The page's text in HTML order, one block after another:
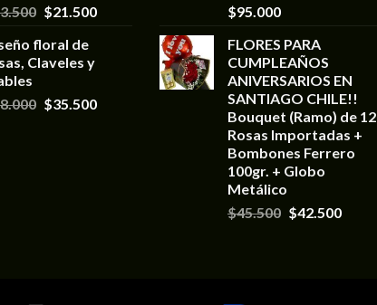
$21.500
floral de
Claveles y
$35.500
$95.000
FLORES PARA
CUMPLEAÑOS
ANIVERSARIOS EN
SANTIAGO CHILE!!
Bouquet (Ramo) de 12
Rosas Importadas +
Bombones Ferrero
100gr. + Globo
Metálico
$45.500 $42.500